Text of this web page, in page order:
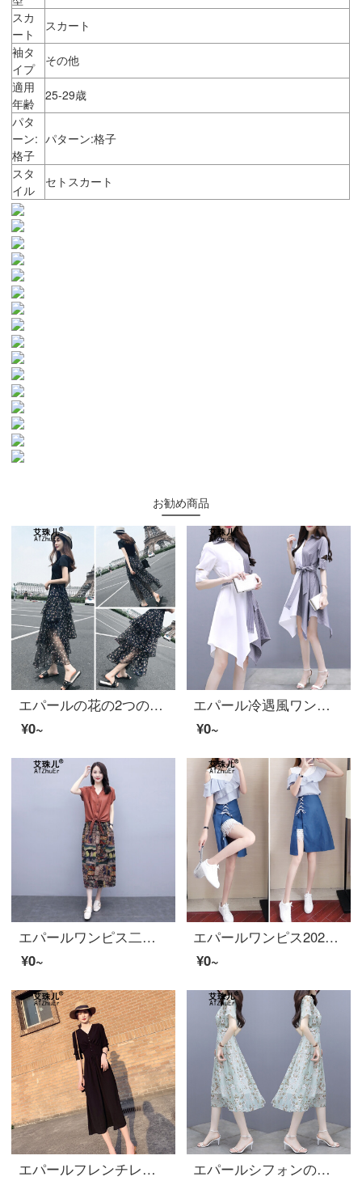
スカ
ート
スカート
袖タ
イプ
その他
適用
年齢
25-29歳
パタ
ーン:
格子
パターン:格子
スタ
イル
セトスカート
お勧め商品
エパールの花の2つのセットワンピス女装2020春夏新商品小柄で高フレンチで痩せたシフォンスカートの画像色M
¥0~
エパール冷遇風ワンピス女性夏服2020女装新商品女装ブーム韓国版痩せ中ローリングスカウト不規則ステッチスカート色付けXL
¥0~
エパールワンピス二点セット女性2020夏新着商品ライト調シャツセクトマイナス年齢で痩せっぽいスタイルプリント半身スカートが錆びて赤色XL
¥0~
エパールワンピス2020春夏ワンピスはウエストが細く見える雰囲気のストライプの上に上着のデニムのスカートを重ねてセットします。
¥0~
エパールフレンチレイト調のミニチュアアンドロメダ達が、2020春モデルに新商品を入荷した黒いVネックのウエストが細く見える雰囲気の長いワンピス黒L。
エパールシフォンの花柄ワンピス女性の夏服2020新商品の雰囲気が現れて痩せています。超仙法式ヘボン风森系ローングスケートの子供たちは浅いグリーンXLです。